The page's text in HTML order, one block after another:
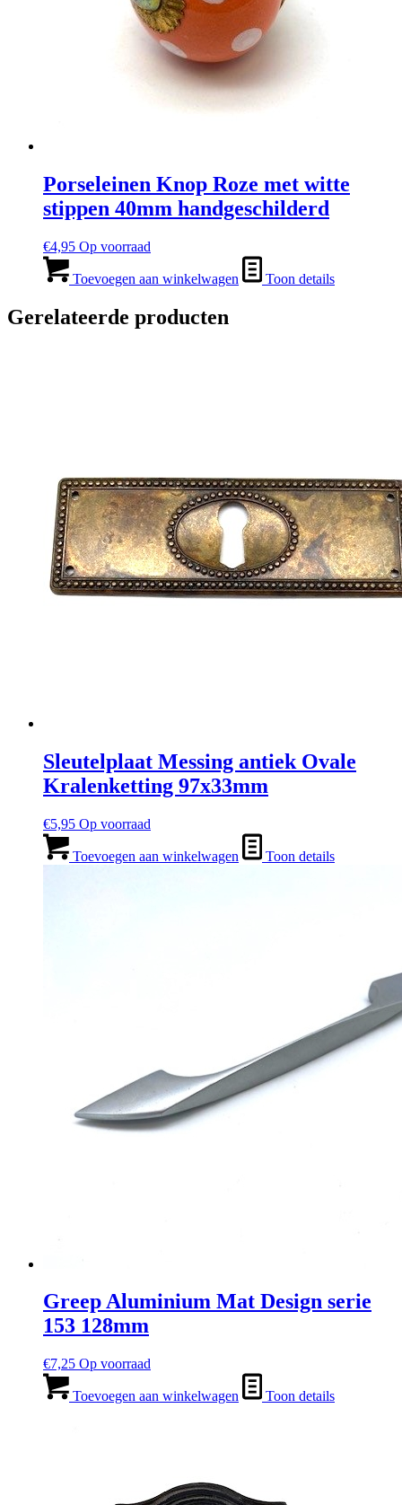
Porseleinen Knop Roze met witte
stippen 40mm handgeschilderd
€4,95 Op voorraad
Toevoegen aan winkelwagen Toon details
Gerelateerde producten
Sleutelplaat Messing antiek Ovale
Kralenketting 97x33mm
€5,95 Op voorraad
Toevoegen aan winkelwagen Toon details
Greep Aluminium Mat Design serie
153 128mm
€7,25 Op voorraad
Toevoegen aan winkelwagen Toon details